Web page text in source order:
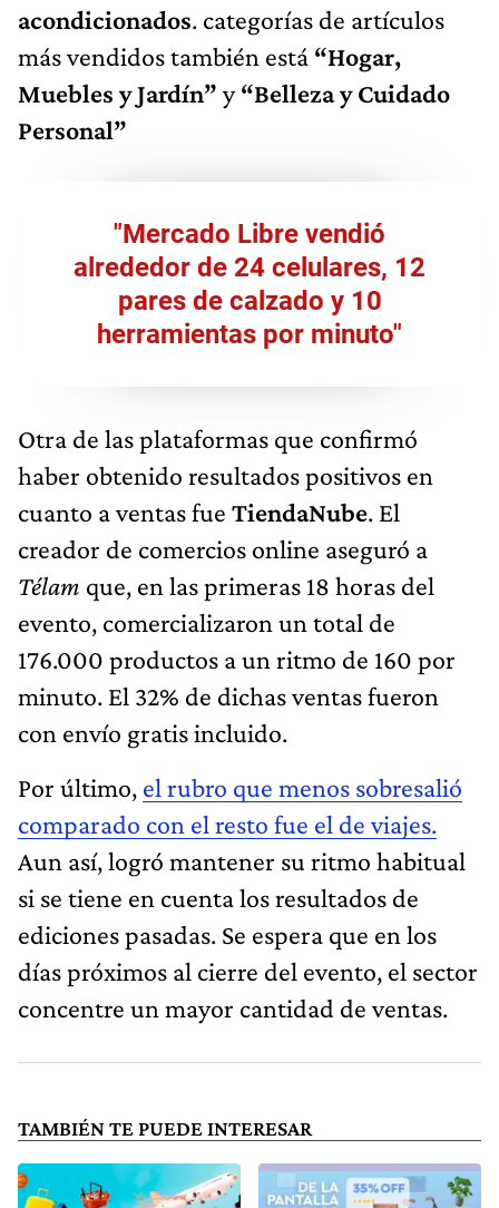
acondicionados. categorías de artículos
más vendidos también está “Hogar,
Muebles y Jardín” y“Belleza y Cuidado
Personal”
"Mercado Libre vendió
alrededor de 24 celulares, 12
pares de calzado y 10
herramientas por minuto"
Otra de las plataformas que confirmó
haber obtenido resultados positivos en
cuanto a ventas fue TiendaNube. El
creador de comercios online aseguró a
Télam que, en las primeras 18 horas del
evento, comercializaron un total de
176.000 productos a un ritmo de 160 por
minuto. El 32% de dichas ventas fueron
con envío gratis incluido.
Por último, el rubro que menos sobresalió
comparado con el resto fue el de viajes.
Aun así, logró mantener su ritmo habitual
si se tiene en cuenta los resultados de
ediciones pasadas. Se espera que en los
días próximos al cierre del evento, el sector
concentre un mayor cantidad de ventas.
TAMBIÉN TE PUEDE INTERESAR